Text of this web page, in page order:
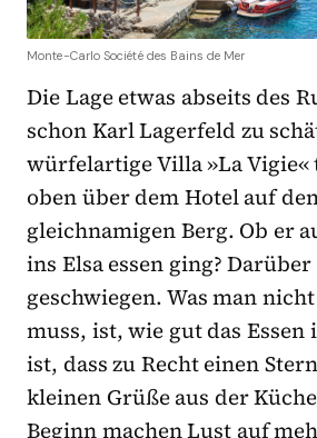
Monte-Carlo Société des Bains de Mer
Die Lage etwas abseits des
schon Karl Lagerfeld zu
würfelartige Villa »La
oben über dem Hotel auf
gleichnamigen Berg. Ob er
ins Elsa essen ging?
geschwiegen. Was man
muss, ist, wie gut das Essen
ist, dass zu Recht einen
kleinen Grüße aus der
Beginn machen Lust auf